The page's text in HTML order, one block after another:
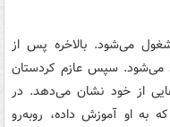
می‌شود. بالاخره پس از
می‌شود. سپس عازم کردستان
از خود نشان می‌دهد. در
به او آموزش داده، روبه‌رو